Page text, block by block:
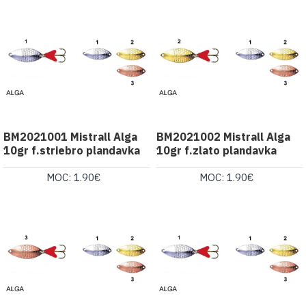
BM2021001 Mistrall Alga
10gr f.striebro plandavka
MOC: 1.90€
BM2021002 Mistrall Alga
10gr f.zlato plandavka
MOC: 1.90€